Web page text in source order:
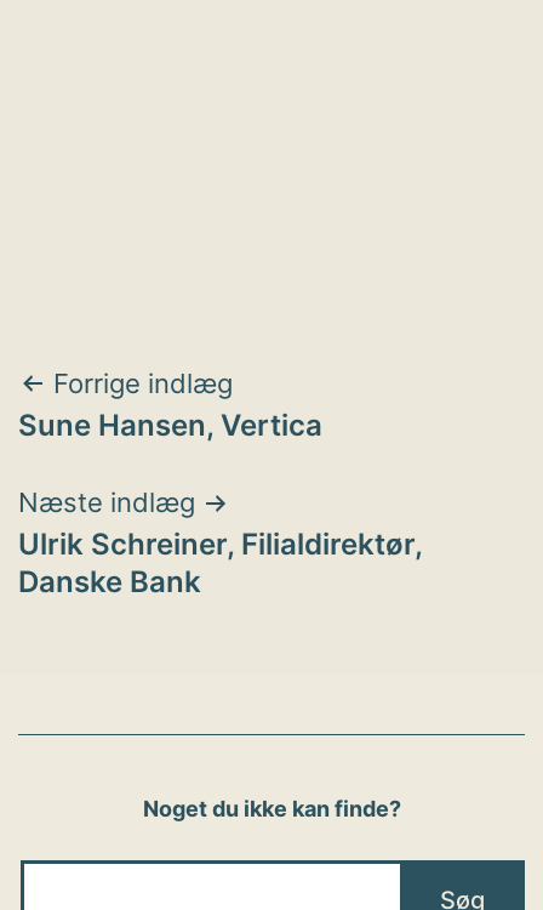
Indlægsnavigation
Forrige indlæg
Sune Hansen, Vertica
Næste indlæg
Ulrik Schreiner, Filialdirektør,
Danske Bank
Noget du ikke kan finde?